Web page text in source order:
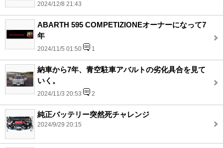
2024/12/8 21:43
ABARTH 595 COMPETIZIONEオーナーになって7
年
2024/11/5 01:50 1
納車から7年、青空駐車アバルトの劣化具合を見て
いく。
2024/11/3 20:53 2
純正バッテリー突然死チャレンジ
2024/9/29 20:15